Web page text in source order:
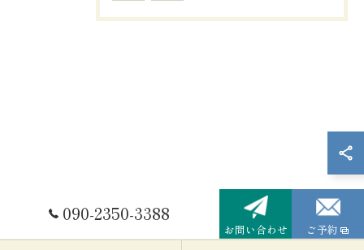
090-2350-3388
お問い合わせ ご予約